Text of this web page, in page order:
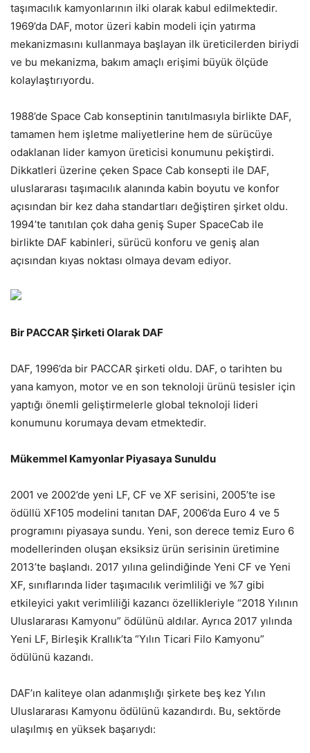
taşımacılık kamyonlarının ilki olarak kabul edilmektedir.
1969’da DAF, motor üzeri kabin modeli için yatırma
mekanizmasını kullanmaya başlayan ilk üreticilerden biriydi
ve bu mekanizma, bakım amaçlı erişimi büyük ölçüde
kolaylaştırıyordu.
1988’de Space Cab konseptinin tanıtılmasıyla birlikte DAF,
tamamen hem işletme maliyetlerine hem de sürücüye
odaklanan lider kamyon üreticisi konumunu pekiştirdi.
Dikkatleri üzerine çeken Space Cab konsepti ile DAF,
uluslararası taşımacılık alanında kabin boyutu ve konfor
açısından bir kez daha standartları değiştiren şirket oldu.
1994’te tanıtılan çok daha geniş Super SpaceCab ile
birlikte DAF kabinleri, sürücü konforu ve geniş alan
açısından kıyas noktası olmaya devam ediyor.
Bir PACCAR Şirketi Olarak DAF
DAF, 1996’da bir PACCAR şirketi oldu. DAF, o tarihten bu
yana kamyon, motor ve en son teknoloji ürünü tesisler için
yaptığı önemli geliştirmelerle global teknoloji lideri
konumunu korumaya devam etmektedir.
Mükemmel Kamyonlar Piyasaya Sunuldu
2001 ve 2002’de yeni LF, CF ve XF serisini, 2005’te ise
ödüllü XF105 modelini tanıtan DAF, 2006’da Euro 4 ve 5
programını piyasaya sundu. Yeni, son derece temiz Euro 6
modellerinden oluşan eksiksiz ürün serisinin üretimine
2013’te başlandı. 2017 yılına gelindiğinde Yeni CF ve Yeni
XF, sınıflarında lider taşımacılık verimliliği ve %7 gibi
etkileyici yakıt verimliliği kazancı özellikleriyle “2018 Yılının
Uluslararası Kamyonu” ödülünü aldılar. Ayrıca 2017 yılında
Yeni LF, Birleşik Krallık’ta “Yılın Ticari Filo Kamyonu”
ödülünü kazandı.
DAF’ın kaliteye olan adanmışlığı şirkete beş kez Yılın
Uluslararası Kamyonu ödülünü kazandırdı. Bu, sektörde
ulaşılmış en yüksek başarıydı: